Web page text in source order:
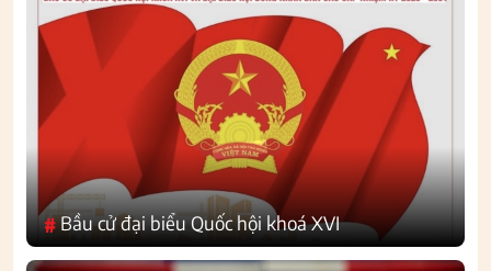
#Bầu cử đại biểu Quốc hội khoá XVI